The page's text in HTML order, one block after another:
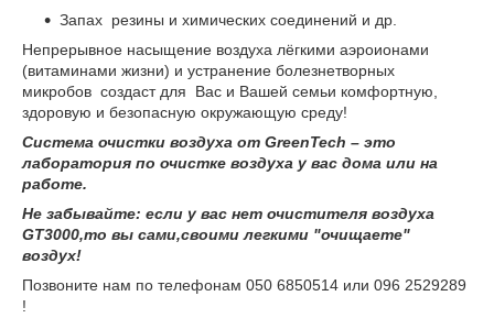
Запах резины и химических соединений и др.
Непрерывное насыщение воздуха лёгкими аэроионами
(витаминами жизни) и устранение болезнетворных
микробов создаст для Вас и Вашей семьи комфортную,
здоровую и безопасную окружающую среду!
Система очистки воздуха от GreenTech – это
лаборатория по очистке воздуха у вас дома или на
работе.
Не забывайте: если у вас нет очистителя воздуха
GT3000,то вы сами,своими легкими "очищаете"
воздух!
Позвоните нам по телефонам 050 6850514 или 096 2529289
!